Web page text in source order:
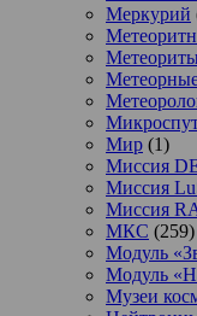
Меркурий
Метеориты
Мир (1)
Миссия
Миссия
Миссия
МКС (259)
Модуль
Модуль
Музеи